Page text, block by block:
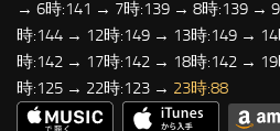
→ 6時:141 → 7時:139 → 8時:139 →
時:144 → 12時:149 → 13時:149 →
時:142 → 17時:142 → 18時:142 →
時:125 → 22時:123 → 23時:88